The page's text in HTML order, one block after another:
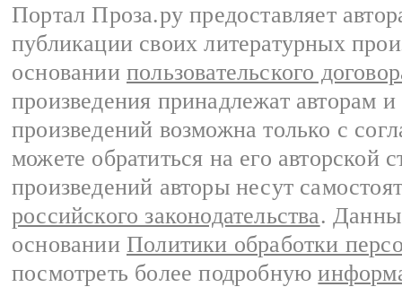
Портал Проза.ру предоставляет
публикации своих литературных
основании пользовательского
произведения принадлежат авторам
произведений возможна только с
можете обратиться на его авторской
произведений авторы несут
российского законодательства.
основании Политики обработки
посмотреть более подробную